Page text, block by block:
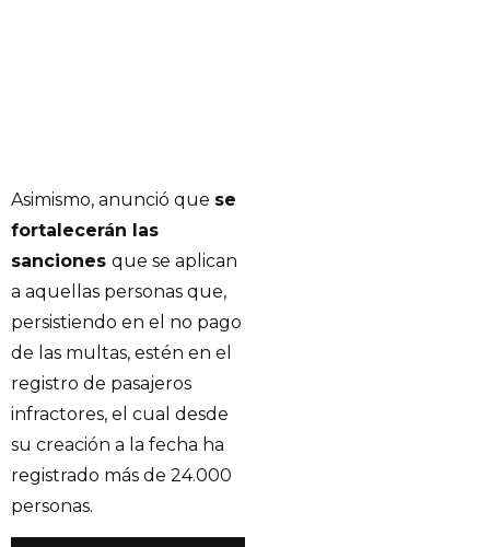
Asimismo, anunció que se
fortalecerán las
sanciones que se aplican
a aquellas personas que,
persistiendo en el no pago
de las multas, estén en el
registro de pasajeros
infractores, el cual desde
su creación a la fecha ha
registrado más de 24.000
personas.